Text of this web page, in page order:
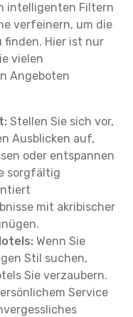
intelligenten Filtern
verfeinern, um die
Hier ist nur
vielen
Angeboten
Stellen Sie sich vor,
Ausblicken auf,
oder entspannen
sorgfältig
mit akribischer
Wenn Sie
Stil suchen,
Sie verzaubern.
Service